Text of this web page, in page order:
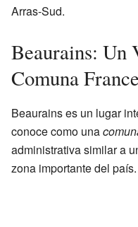
Arras-Sud.
Beaurains: Un
Comuna
Beaurains es un lugar
conoce como una
administrativa similar a
zona importante del país.